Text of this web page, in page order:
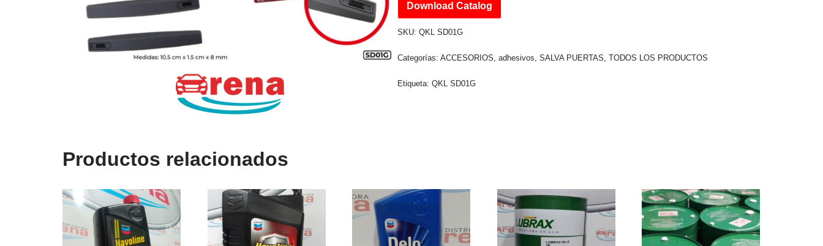
Download Catalog
SKU:QKL SD01G
Categorías:ACCESORIOS,adhesivos,SALVA PUERTAS,TODOS LOS PRODUCTOS
Etiqueta:QKL SD01G
Productos relacionados